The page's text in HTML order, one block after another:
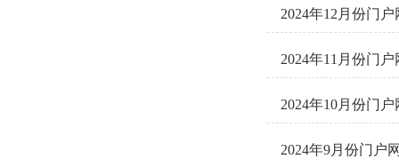
2024年12月份门
2024年11月份门
2024年10月份门
2024年9月份门户